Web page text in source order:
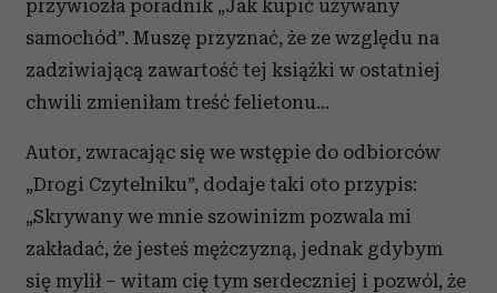
przywiozła poradnik „Jak kupić używany
samochód”. Muszę przyznać, że ze względu na
zadziwiającą zawartość tej książki w ostatniej
chwili zmieniłam treść felietonu…
Autor, zwracając się we wstępie do odbiorców
„Drogi Czytelniku”, dodaje taki oto przypis:
„Skrywany we mnie szowinizm pozwala mi
zakładać, że jesteś mężczyzną, jednak gdybym
się mylił – witam cię tym serdeczniej i pozwól, że